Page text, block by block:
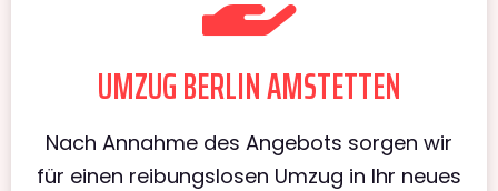
UMZUG BERLIN AMSTETTEN
Nach Annahme des Angebots sorgen wir
für einen reibungslosen Umzug in Ihr neues